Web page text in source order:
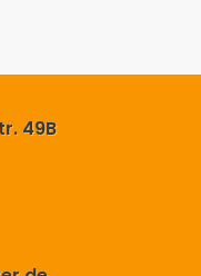
49B